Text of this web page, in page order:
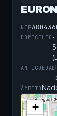
NIF
DOMICILIO -
ANTIGÜEDAD
ÁMBITO
+